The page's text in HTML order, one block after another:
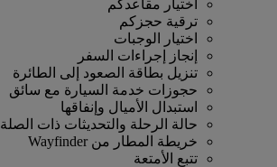
اختيار مقاعدكم
ترقية حجزكم
اختيار الوجبات
إنجاز إجراءات السفر
تنزيل بطاقة الصعود إلى الطائرة
حجوزات خدمة السيارة مع سائق
استبدال الأميال وإنفاقها
حالة الرحلة والتحديثات ذات الصلة
خريطة المطار من Wayfinder
تتبع الأمتعة